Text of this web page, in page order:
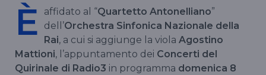
È affidato al “Quartetto Antonelliano”
dell’Orchestra Sinfonica Nazionale della
Rai, a cui si aggiunge la viola Agostino
Mattioni, l’appuntamento dei Concerti del
Quirinale di Radio3 in programma domenica 8